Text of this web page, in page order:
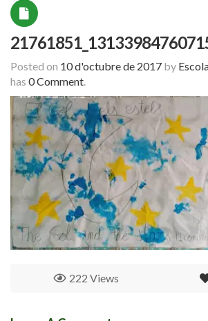
Posted on 10 d'octubre de 2017 by
has 0 Comment.
222 Views